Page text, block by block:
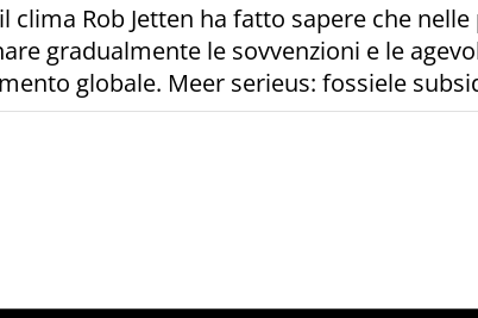
clima Rob Jetten ha fatto sapere che
gradualmente le sovvenzioni e le
globale. Meer serieus: fossiele